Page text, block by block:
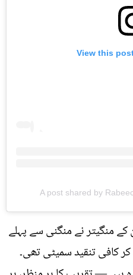
View this
A post shared by
کے منگیتر نے منگنی سے پہلے
کافی تنقید سمیٹی تھی۔